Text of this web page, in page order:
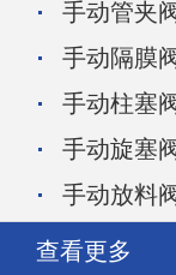
手动管夹
手动隔膜
手动柱塞
手动旋塞
手动放料
查看更多